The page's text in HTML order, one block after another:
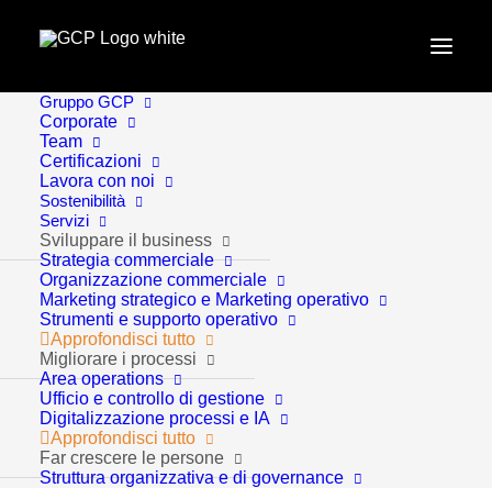
Gruppo GCP
Corporate
Team
Certificazioni
Lavora con noi
Sostenibilità
Servizi
Sviluppare il business
Strategia commerciale
Organizzazione commerciale
Marketing strategico e Marketing operativo
Strumenti e supporto operativo
Approfondisci tutto
Migliorare i processi
Area operations
Ufficio e controllo di gestione
Digitalizzazione processi e IA
Approfondisci tutto
Far crescere le persone
Struttura organizzativa e di governance
Home
Approfondimenti
Trend macroeconomici e settoriali: 15 azioni per
rilanciare la produttività. 4° Report GCP
Approfondimenti